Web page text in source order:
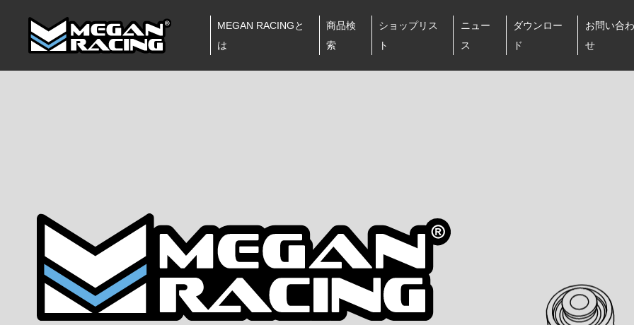
MEGAN RACINGと
は
商品検
索
ショップリス
ト
ニュー
ス
ダウンロー
ド
お問い合わ
せ